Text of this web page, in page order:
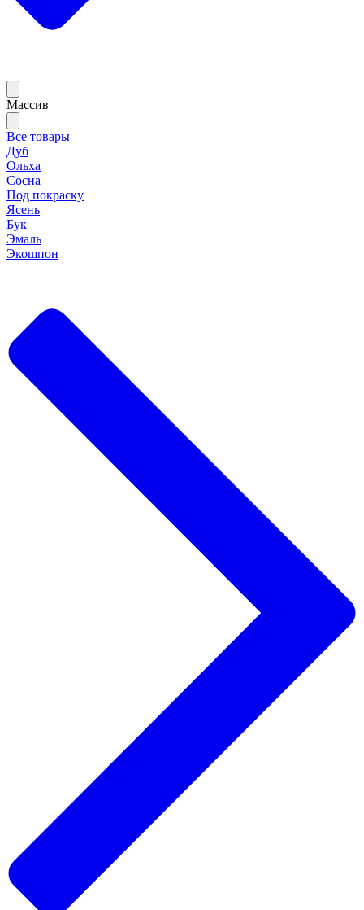
Массив
Все товары
Дуб
Ольха
Сосна
Под покраску
Ясень
Бук
Эмаль
Экошпон